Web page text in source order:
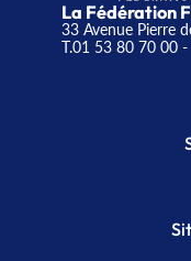
La Fédération
33 Avenue Pierre
T.01 53 80 70 00-